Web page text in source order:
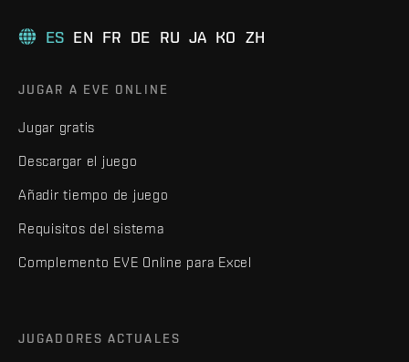
ES EN FR DE RU JA KO ZH
JUGAR A EVE ONLINE
Jugar gratis
Descargar el juego
Añadir tiempo de juego
Requisitos del sistema
Complemento EVE Online para Excel
JUGADORES ACTUALES